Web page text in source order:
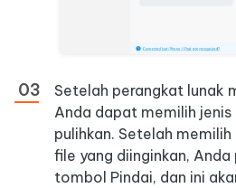
Setelah perangkat lunak
Anda dapat memilih
pulihkan. Setelah
file yang diinginkan, Anda
tombol Pindai, dan ini